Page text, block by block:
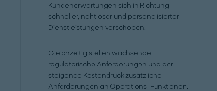
Kundenerwartungen sich in Richtung
schneller, nahtloser und personalisierter
Dienstleistungen verschoben.
Gleichzeitig stellen wachsende
regulatorische Anforderungen und der
steigende Kostendruck zusätzliche
Anforderungen an Operations-Funktionen.